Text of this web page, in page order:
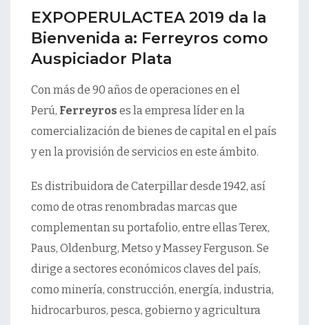
EXPOPERULACTEA 2019 da la
Bienvenida a: Ferreyros como
Auspiciador Plata
Con más de 90 años de operaciones en el
Perú, Ferreyros es la empresa líder en la
comercialización de bienes de capital en el país
y en la provisión de servicios en este ámbito.
Es distribuidora de Caterpillar desde 1942, así
como de otras renombradas marcas que
complementan su portafolio, entre ellas Terex,
Paus, Oldenburg, Metso y Massey Ferguson. Se
dirige a sectores económicos claves del país,
como minería, construcción, energía, industria,
hidrocarburos, pesca, gobierno y agricultura